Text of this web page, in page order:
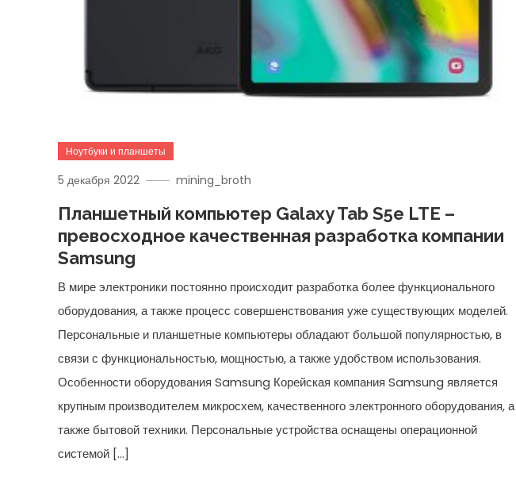
Ноутбуки и планшеты
5 декабря 2022 mining_broth
Планшетный компьютер Galaxy Tab S5e LTE –
превосходное качественная разработка компании
Samsung
В мире электроники постоянно происходит разработка более функционального
оборудования, а также процесс совершенствования уже существующих моделей.
Персональные и планшетные компьютеры обладают большой популярностью, в
связи с функциональностью, мощностью, а также удобством использования.
Особенности оборудования Samsung Корейская компания Samsung является
крупным производителем микросхем, качественного электронного оборудования, а
также бытовой техники. Персональные устройства оснащены операционной
системой […]